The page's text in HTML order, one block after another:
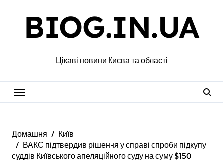
BIOG.IN.UA
Цікаві новини Києва та області
Домашня
Київ
ВАКС підтвердив рішення у справі спроби підкупу
суддів Київського апеляційного суду на суму $150